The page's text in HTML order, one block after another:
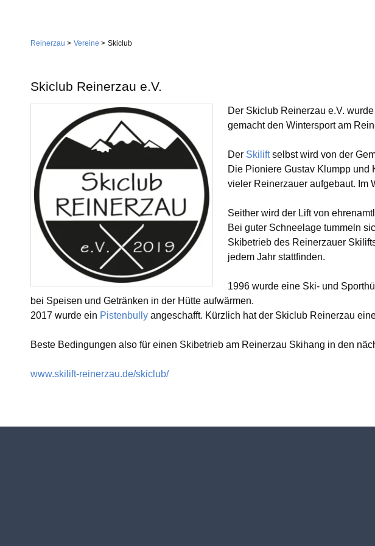
Reinerzau Vereine Skiclub
Skiclub Reinerzau e.V.
Der Skiclub Reinerzau e.V.
gemacht den Wintersport am
Der Skiliftselbst wird von der
Die Pioniere Gustav Klumpp und
vieler Reinerzauer aufgebaut. Im
Seither wird der Lift von
Bei guter Schneelage tummeln
Skibetrieb des Reinerzauer
jedem Jahr stattfinden.
1996 wurde eine Ski- und
bei Speisen und Getränken in der Hütte aufwärmen.
2017 wurde ein Pistenbully angeschafft. Kürzlich hat der Skiclub Reinerzau
Beste Bedingungen also für einen Skibetrieb am Reinerzau Skihang in den
www.skilift-reinerzau.de/skiclub/
überspringen
Feuerwehr
Gemeindestiftung
Kirche
Dienstleistungen
Handwerk
Landwirtschaft
Tourismus
Gastgeber
Sehenswürdigkeiten
Skilift
Vereine
Dorfgemeinschaft